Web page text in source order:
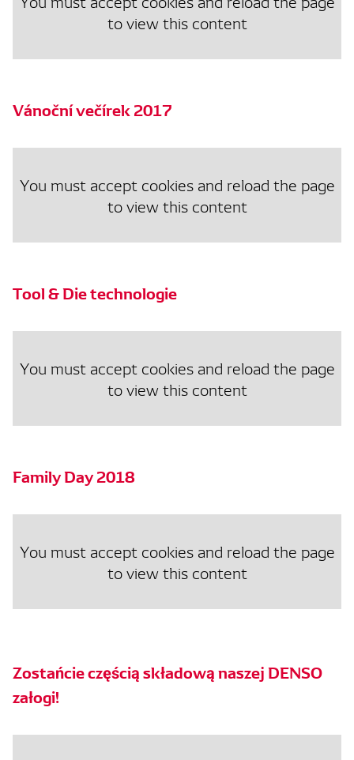
to view this content
Vánoční večírek 2017
You must accept cookies and reload the page
to view this content
Tool & Die technologie
You must accept cookies and reload the page
to view this content
Family Day 2018
You must accept cookies and reload the page
to view this content
Zostańcie częścią składową naszej DENSO
załogi!